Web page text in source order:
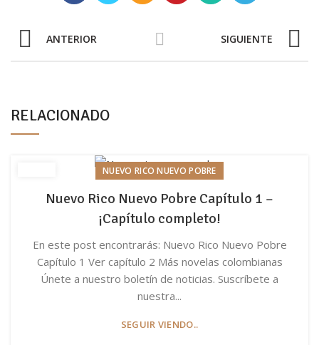
ANTERIOR SIGUIENTE
RELACIONADO
NUEVO RICO NUEVO POBRE
Nuevo Rico Nuevo Pobre Capítulo 1 –
¡Capítulo completo!
En este post encontrarás: Nuevo Rico Nuevo Pobre
Capítulo 1 Ver capítulo 2 Más novelas colombianas
Únete a nuestro boletín de noticias. Suscríbete a
nuestra...
SEGUIR VIENDO..